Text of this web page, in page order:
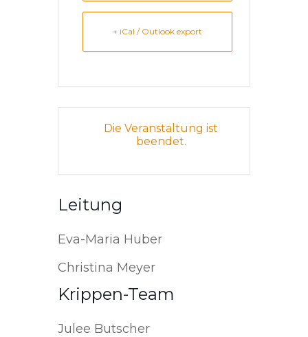
+ iCal / Outlook export
Die Veranstaltung ist
beendet.
Leitung
Eva-Maria Huber
Christina Meyer
Krippen-Team
Julee Butscher